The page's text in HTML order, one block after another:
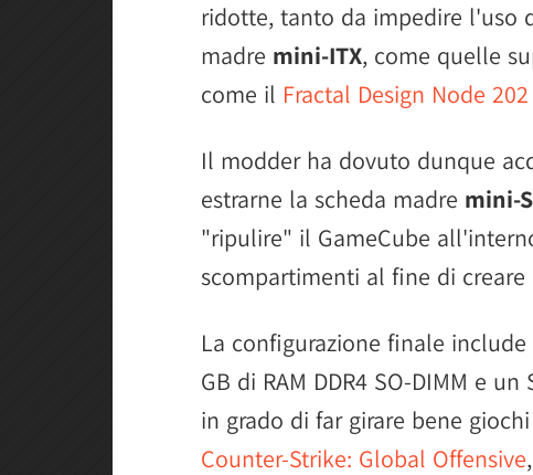
ridotte, tanto da impedire l'uso
madre mini-ITX, come quelle
come il Fractal Design Node 202
Il modder ha dovuto dunque
estrarne la scheda madre mini-
"ripulire" il GameCube
scompartimenti al fine di
La configurazione finale include
GB di RAM DDR4 SO-DIMM e
in grado di far girare bene
Counter-Strike: Global Offensive